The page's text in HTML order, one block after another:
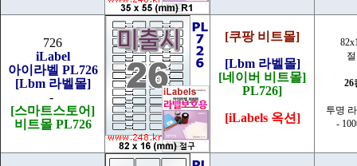
726
iLabel
아이라벨 PL726
[Lbm 라벨몰]
-
[스마트스토어]
비트몰 PL726
[쿠팡 비트몰]
[Lbm 라벨몰]
[네이버 비트몰]
PL726]
[iLabels 옥션]
투명
-